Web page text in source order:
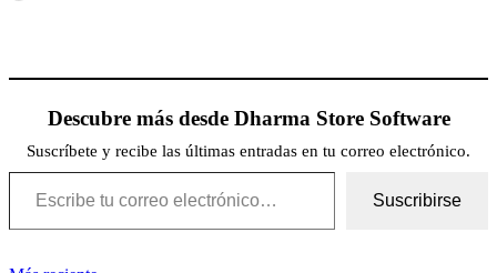
Descubre más desde Dharma Store Software
Suscríbete y recibe las últimas entradas en tu correo electrónico.
Escribe tu correo electrónico…
Suscribirse